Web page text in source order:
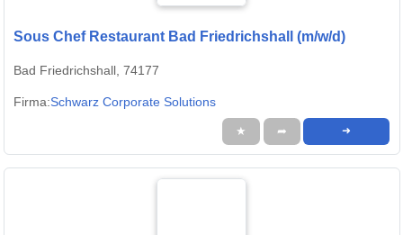
Sous Chef Restaurant Bad Friedrichshall (m/w/d)
Bad Friedrichshall, 74177
Firma:Schwarz Corporate Solutions
★ ➦ ➜